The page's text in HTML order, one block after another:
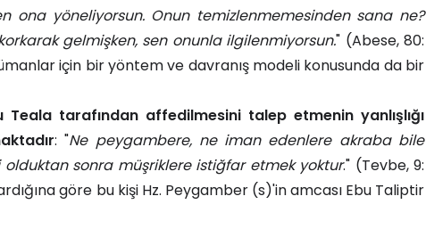
ona yöneliyorsun. Onun temizlenmemesinden sana ne?
gelmişken, sen onunla ilgilenmiyorsun." (Abese, 80:
için bir yöntem ve davranış modeli konusunda da bir
tarafından affedilmesini talep etmenin yanlışlığı
: "Ne peygambere, ne iman edenlere akraba bile
sonra müşriklere istiğfar etmek yoktur." (Tevbe, 9:
göre bu kişi Hz. Peygamber (s)'in amcası Ebu Taliptir